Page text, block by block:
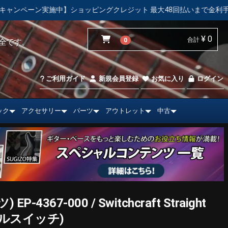
ッピングクレジット 最大48回払いまで金利手数料無料！ 【
です。 0 合計 ¥ 0
ご利用ガイド 新規会員登録 お気に入り ログイン
ク アクセサリー パーツ アウトレット 中古
) EP-4367-000 / Switchcraft Straight
スイッチ)